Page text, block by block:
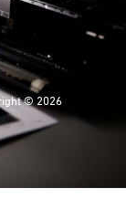
Copyright © 2026 مطابع المملكة | Powered By